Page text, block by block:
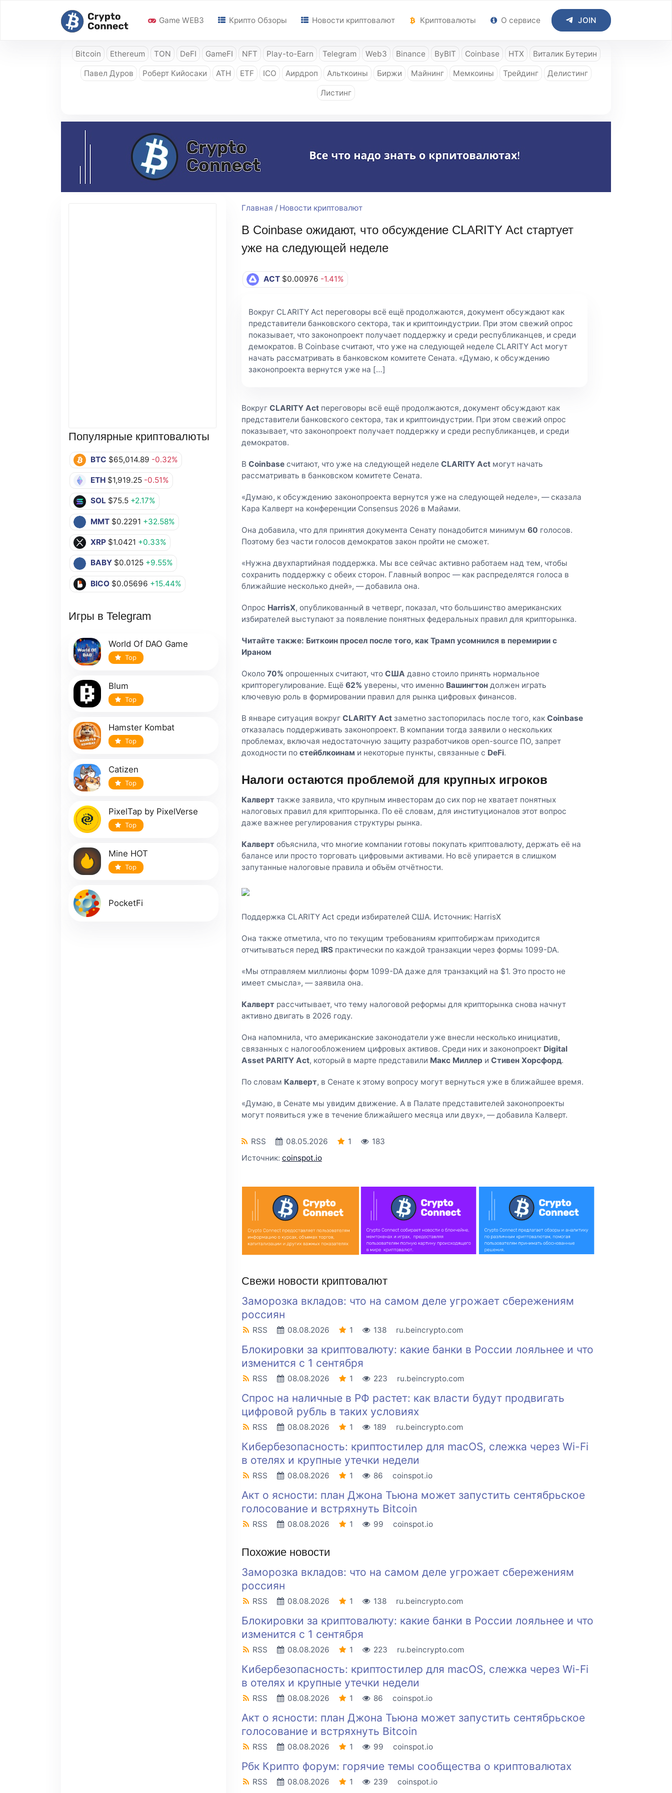
Game WEB3 Крипто Обзоры Новости криптовалют Криптовалюты О сервисе JOIN
Bitcoin Ethereum TON DeFI GameFI NFT Play-to-Earn Telegram Web3 Binance ByBIT Coinbase HTX Виталик Бутерин
Павел Дуров Роберт Кийосаки ATH ETF ICO Аирдроп Альткоины Биржи Майнинг Мемкоины Трейдинг Делистинг
Листинг
Популярные криптовалюты
BTC $65,014.89 -0.32%
ETH $1,919.25 -0.51%
SOL $75.5 +2.17%
MMT $0.2291 +32.58%
XRP $1.0421 +0.33%
BABY $0.0125 +9.55%
BICO $0.05696 +15.44%
Игры в Telegram
World Of DAO Game
Top
Blum
Top
Hamster Kombat
Top
Catizen
Top
PixelTap by PixelVerse
Top
Mine HOT
Top
PocketFi
Главная / Новости криптовалют
В Coinbase ожидают, что обсуждение CLARITY Act стартует
уже на следующей неделе
ACT $0.00976 -1.41%
Вокруг CLARITY Act переговоры всё ещё продолжаются, документ обсуждают как
представители банковского сектора, так и криптоиндустрии. При этом свежий опрос
показывает, что законопроект получает поддержку и среди республиканцев, и среди
демократов. В Coinbase считают, что уже на следующей неделе CLARITY Act могут
начать рассматривать в банковском комитете Сената. «Думаю, к обсуждению
законопроекта вернутся уже на […]
Вокруг CLARITY Act переговоры всё ещё продолжаются, документ обсуждают как
представители банковского сектора, так и криптоиндустрии. При этом свежий опрос
показывает, что законопроект получает поддержку и среди республиканцев, и среди
демократов.
В Coinbase считают, что уже на следующей неделе CLARITY Actмогут начать
рассматривать в банковском комитете Сената.
«Думаю, к обсуждению законопроекта вернутся уже на следующей неделе», — сказала
Кара Калверт на конференции Consensus 2026 в Майами.
Она добавила, что для принятия документа Сенату понадобится минимум 60 голосов.
Поэтому без части голосов демократов закон пройти не сможет.
«Нужна двухпартийная поддержка. Мы все сейчас активно работаем над тем, чтобы
сохранить поддержку с обеих сторон. Главный вопрос — как распределятся голоса в
ближайшие несколько дней», — добавила она.
Опрос HarrisX, опубликованный в четверг, показал, что большинство американских
избирателей выступают за появление понятных федеральных правил для крипторынка.
Читайте также: Биткоин просел после того, как Трамп усомнился в перемирии с
Ираном
Около 70% опрошенных считают, что США давно стоило принять нормальное
крипторегулирование. Ещё 62% уверены, что именно Вашингтон должен играть
ключевую роль в формировании правил для рынка цифровых финансов.
В январе ситуация вокругCLARITY Actзаметно застопорилась после того, как Coinbase
отказалась поддерживать законопроект. В компании тогда заявили о нескольких
проблемах, включая недостаточную защиту разработчиков open-source ПО, запрет
доходности по стейблкоинам и некоторые пункты, связанные с DeFi.
Налоги остаются проблемой для крупных игроков
Калверт также заявила, что крупным инвесторам до сих пор не хватает понятных
налоговых правил для крипторынка. По её словам, для институционалов этот вопрос
даже важнее регулирования структуры рынка.
Калверт объяснила, что многие компании готовы покупать криптовалюту, держать её на
балансе или просто торговать цифровыми активами. Но всё упирается в слишком
запутанные налоговые правила и объём отчётности.
Поддержка CLARITY Act среди избирателей США. Источник: HarrisX
Она также отметила, что по текущим требованиям криптобиржам приходится
отчитываться перед IRSпрактически по каждой транзакции через формы 1099-DA.
«Мы отправляем миллионы форм 1099-DA даже для транзакций на $1. Это просто не
имеет смысла», — заявила она.
Калверт рассчитывает, что тему налоговой реформы для крипторынка снова начнут
активно двигать в 2026 году.
Она напомнила, что американские законодатели уже внесли несколько инициатив,
связанных с налогообложением цифровых активов. Среди них и законопроект Digital
Asset PARITY Act, который в марте представили Макс Миллер и Стивен Хорсфорд.
По словам Калверт, в Сенате к этому вопросу могут вернуться уже в ближайшее время.
«Думаю, в Сенате мы увидим движение. А в Палате представителей законопроекты
могут появиться уже в течение ближайшего месяца или двух», — добавила Калверт.
RSS 08.05.2026 1
183
Источник: coinspot.io
Свежи новости криптовалют
Заморозка вкладов: что на самом деле угрожает сбережениям
россиян
RSS 08.08.2026 1 138 ru.beincrypto.com
Блокировки за криптовалюту: какие банки в России лояльнее и что
изменится с 1 сентября
RSS 08.08.2026 1 223 ru.beincrypto.com
Спрос на наличные в РФ растет: как власти будут продвигать
цифровой рубль в таких условиях
RSS 08.08.2026 1 189 ru.beincrypto.com
Кибербезопасность: криптостилер для macOS, слежка через Wi-Fi
в отелях и крупные утечки недели
RSS 08.08.2026 1 86 coinspot.io
Акт о ясности: план Джона Тьюна может запустить сентябрьское
голосование и встряхнуть Bitcoin
RSS 08.08.2026 1 99 coinspot.io
Похожие новости
Заморозка вкладов: что на самом деле угрожает сбережениям
россиян
RSS 08.08.2026 1 138 ru.beincrypto.com
Блокировки за криптовалюту: какие банки в России лояльнее и что
изменится с 1 сентября
RSS 08.08.2026 1 223 ru.beincrypto.com
Кибербезопасность: криптостилер для macOS, слежка через Wi-Fi
в отелях и крупные утечки недели
RSS 08.08.2026 1 86 coinspot.io
Акт о ясности: план Джона Тьюна может запустить сентябрьское
голосование и встряхнуть Bitcoin
RSS 08.08.2026 1 99 coinspot.io
Рбк Крипто форум: горячие темы сообщества о криптовалютах
RSS 08.08.2026 1 239 coinspot.io